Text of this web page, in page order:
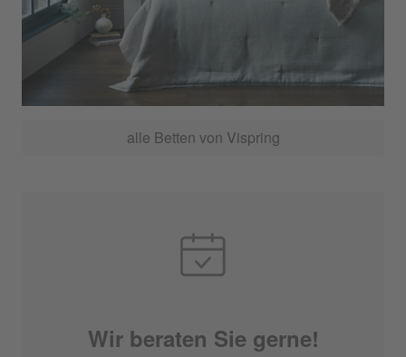
alle Betten von Vispring
Wir beraten Sie gerne!